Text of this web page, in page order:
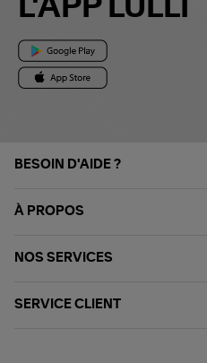
L'APP LULLI
BESOIN D'AIDE ?
À PROPOS
NOS SERVICES
SERVICE CLIENT